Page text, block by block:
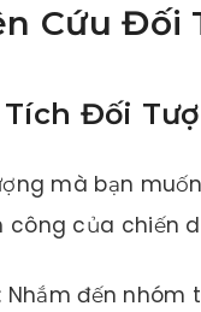
Cứu Đối
Tích Đối
mà bạn
công của chiến
: Nhắm đến nhóm